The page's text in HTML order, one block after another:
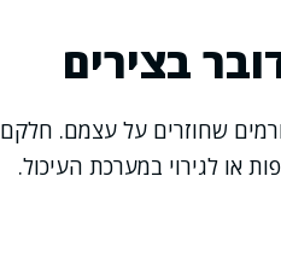
בצירים
שחוזרים על עצמם. חלקם
או לגירוי במערכת העיכול.